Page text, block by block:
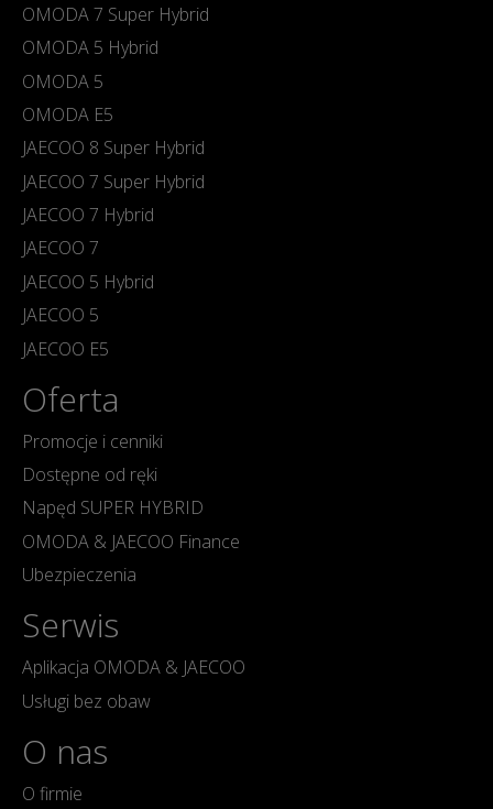
OMODA 7 Super Hybrid
OMODA 5 Hybrid
OMODA 5
OMODA E5
JAECOO 8 Super Hybrid
JAECOO 7 Super Hybrid
JAECOO 7 Hybrid
JAECOO 7
JAECOO 5 Hybrid
JAECOO 5
JAECOO E5
Oferta
Promocje i cenniki
Dostępne od ręki
Napęd SUPER HYBRID
OMODA & JAECOO Finance
Ubezpieczenia
Serwis
Aplikacja OMODA & JAECOO
Usługi bez obaw
O nas
O firmie